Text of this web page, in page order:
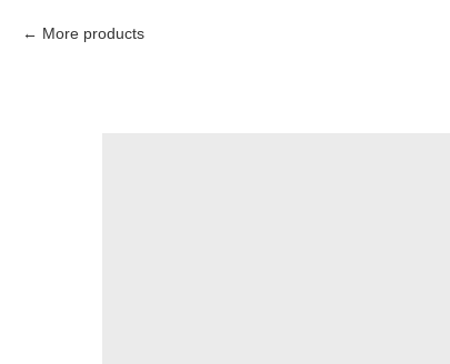
More products